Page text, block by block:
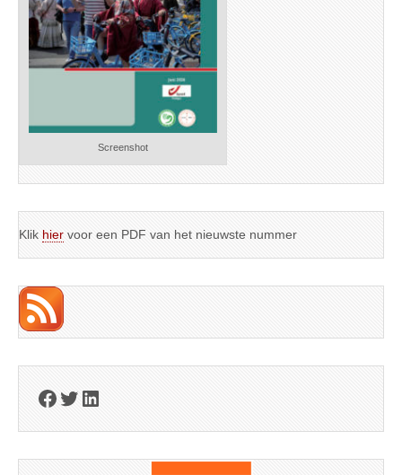
Screenshot
Klik hier voor een PDF van het nieuwste nummer
Facebook
Twitter
LinkedIn